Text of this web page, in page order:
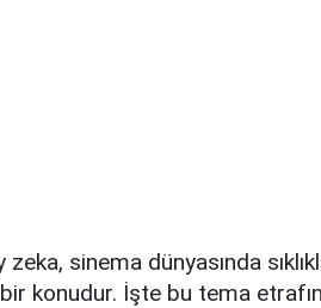
zeka, sinema dünyasında
konudur. İşte bu tema